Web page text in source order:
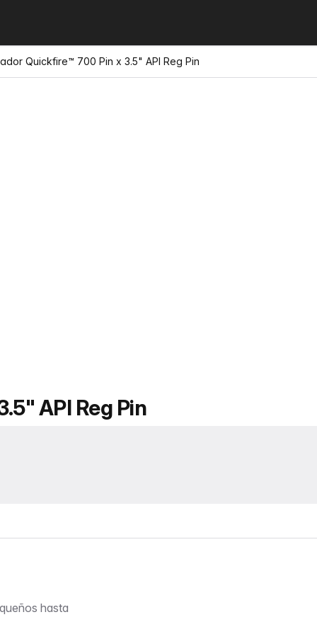
Quickfire™ 700 Pin x 3.5" API Reg Pin
API Reg Pin
hasta